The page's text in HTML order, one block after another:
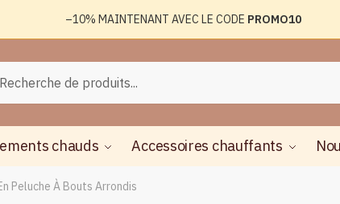
–10% MAINTENANT AVEC LE CODE PROMO10
chauds Accessoires chauffants
Peluche À Bouts Arrondis